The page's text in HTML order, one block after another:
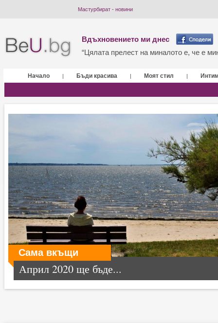
Мастурбират - новини
Вдъхновението ми днес
“Цялата прелест на миналото е, че е
Начало | Бъди красива | Моят стил |
Сама вкъщи
Април 2020 ще бъде...